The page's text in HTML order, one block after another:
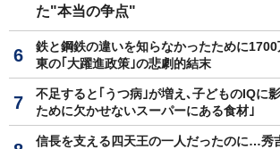
た"本当の争点"
鉄と鋼鉄の違いを知らなかったために
東の｢大躍進政策｣の悲劇的結末
不足すると｢うつ病｣が増え､子どものIQに
ために欠かせないスーパーにある食材｣
信長を支える四天王の一人だったのに…秀